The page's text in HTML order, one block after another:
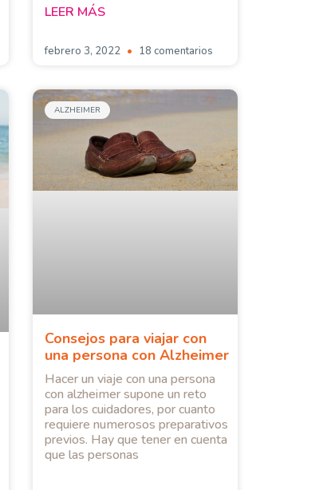
LEER MÁS
febrero 3, 2022 18 comentarios
ALZHEIMER
Consejos para viajar con
una persona con Alzheimer
Hacer un viaje con una persona
con alzheimer supone un reto
para los cuidadores, por cuanto
requiere numerosos preparativos
previos. Hay que tener en cuenta
que las personas